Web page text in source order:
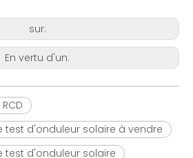
sur:
En vertu d'un:
test d'onduleur solaire à vendre
test d'onduleur solaire